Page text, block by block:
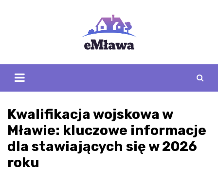
Kwalifikacja wojskowa w
Mławie: kluczowe informacje
dla stawiających się w 2026
roku